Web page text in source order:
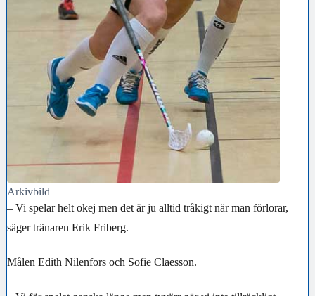
Arkivbild
– Vi spelar helt okej men det är ju alltid tråkigt när man förlorar,
säger tränaren Erik Friberg.
Målen Edith Nilenfors och Sofie Claesson.